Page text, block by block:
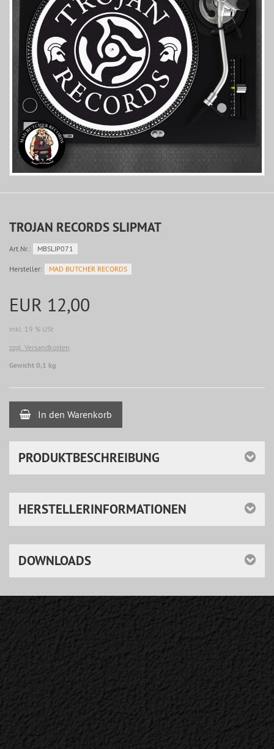
TROJAN RECORDS SLIPMAT
Art.Nr.: MBSLIP071
Hersteller: MAD BUTCHER RECORDS
EUR 12,00
inkl. 19 % USt
zzgl. Versandkosten
Gewicht 0,1 kg
In den Warenkorb
PRODUKTBESCHREIBUNG
HERSTELLERINFORMATIONEN
DOWNLOADS